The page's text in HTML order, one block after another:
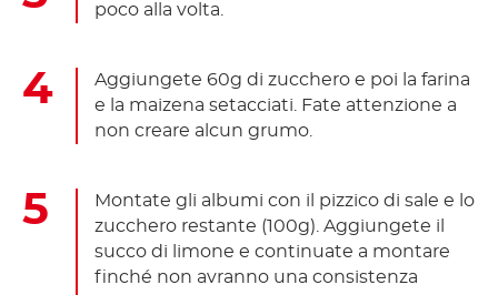
poco alla volta.
Aggiungete 60g di zucchero e poi la farina
e la maizena setacciati. Fate attenzione a
non creare alcun grumo.
Montate gli albumi con il pizzico di sale e lo
zucchero restante (100g). Aggiungete il
succo di limone e continuate a montare
finché non avranno una consistenza